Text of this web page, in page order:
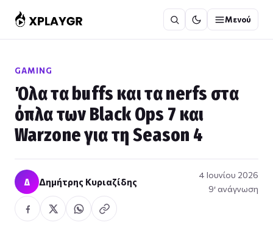
στο
περιεχόμενο
Μενού
GAMING
Όλα τα buffs και τα nerfs στα
όπλα των Black Ops 7 και
Warzone για τη Season 4
Δ Δημήτρης Κυριαζίδης
4 Ιουνίου 2026
9′ ανάγνωση